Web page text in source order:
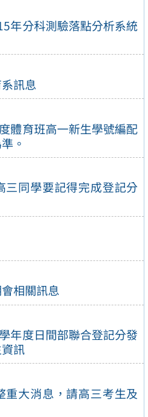
年分科測驗落點分析系統
訊息
體育班高一新生學號編配
。
三同學要記得完成登記分
相關訊息
年度日間部聯合登記分發
訊
重大消息，請高三考生及